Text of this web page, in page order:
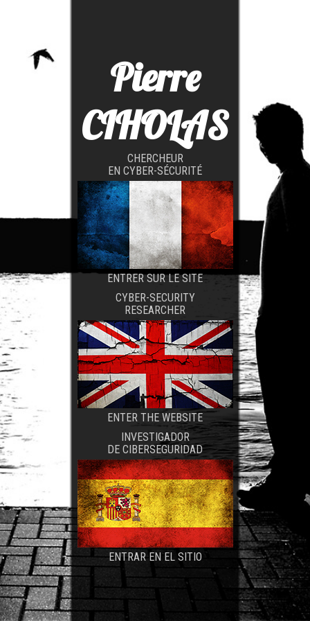
Pierre
CIHOLAS
CHERCHEUR
EN CYBER-SÉCURITÉ
ENTRER SUR LE SITE
CYBER-SECURITY
RESEARCHER
ENTER THE WEBSITE
INVESTIGADOR
DE CIBERSEGURIDAD
ENTRAR EN EL SITIO